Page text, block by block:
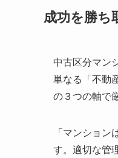
成功を勝ち
中古区分マン
単なる「不動
の３つの軸で
「マンショ
す。適切な管